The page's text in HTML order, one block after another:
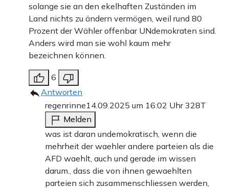
solange sie an den ekelhaften Zuständen im
Land nichts zu ändern vermögen, weil rund 80
Prozent der Wähler offenbar UNdemokraten sind.
Anders wird man sie wohl kaum mehr
bezeichnen können.
6
Antworten
regenrinne14.09.2025 um 16:02 Uhr328T
Melden
was ist daran undemokratisch, wenn die
mehrheit der waehler andere parteien als die
AFD waehlt, auch und gerade im wissen
darum., dass die von ihnen gewaehlten
parteien sich zusammenschliessen werden,